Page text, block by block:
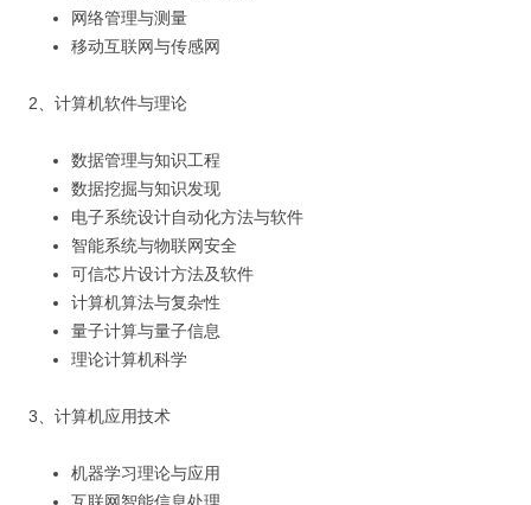
网络管理与测量
移动互联网与传感网
2、计算机软件与理论
数据管理与知识工程
数据挖掘与知识发现
电子系统设计自动化方法与软件
智能系统与物联网安全
可信芯片设计方法及软件
计算机算法与复杂性
量子计算与量子信息
理论计算机科学
3、计算机应用技术
机器学习理论与应用